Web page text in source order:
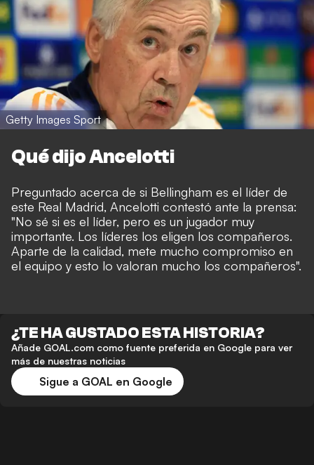
Getty Images Sport
Qué dijo Ancelotti
Preguntado acerca de si Bellingham es el líder de
este Real Madrid, Ancelotti contestó ante la prensa:
"No sé si es el líder, pero es un jugador muy
importante. Los líderes los eligen los compañeros.
Aparte de la calidad, mete mucho compromiso en
el equipo y esto lo valoran mucho los compañeros".
¿TE HA GUSTADO ESTA HISTORIA?
Añade GOAL.com como fuente preferida en Google para ver
más de nuestras noticias
Sigue a GOAL en Google